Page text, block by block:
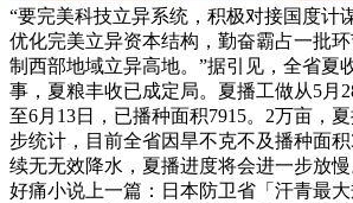
“要完美科技立异系统，积极对接国度计
优化完美立异资本结构，勤奋霸占一批
制西部地域立异高地。”据引见，全省夏
事，夏粮丰收已成定局。夏播工做从5月
至6月13日，已播种面积7915。2万亩，
步统计，目前全省因旱不克不及播种面
续无无效降水，夏播进度将会进一步放
好痛小说上一篇：日本防卫省「汗青最